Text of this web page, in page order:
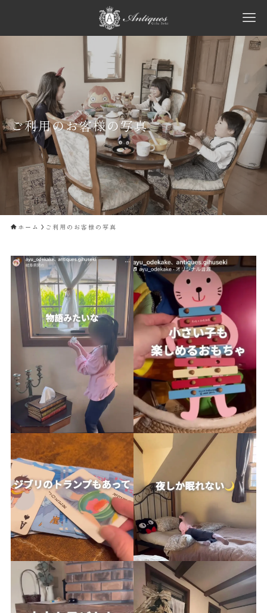
ご利用のお客様の写真
ホーム ご利用のお客様の写真